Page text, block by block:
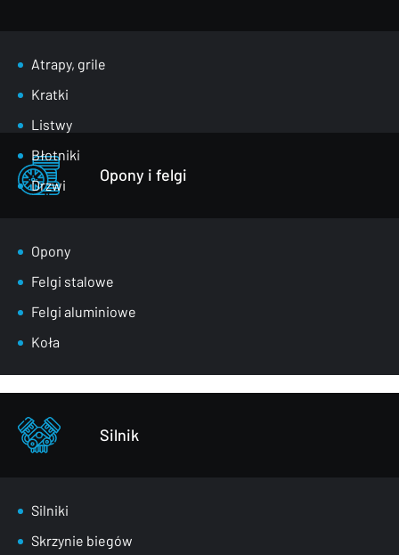
Atrapy, grile
Kratki
Listwy
Błotniki
Drzwi
Lusterka
Maski
Nadkola
Pasy przednie
Zderzaki
Pozostałe – części karoserii
Opony i felgi
Opony
Felgi stalowe
Felgi aluminiowe
Koła
Silnik
Silniki
Skrzynie biegów